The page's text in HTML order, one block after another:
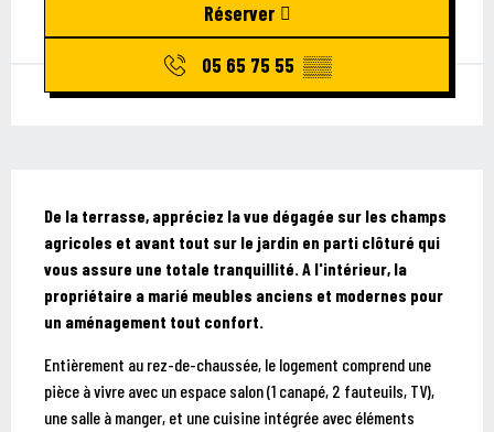
Réserver
05 65 75 55 ▒▒
De la terrasse, appréciez la vue dégagée sur les champs
agricoles et avant tout sur le jardin en parti clôturé qui
vous assure une totale tranquillité. A l'intérieur, la
propriétaire a marié meubles anciens et modernes pour
un aménagement tout confort.
Entièrement au rez-de-chaussée, le logement comprend une
pièce à vivre avec un espace salon (1 canapé, 2 fauteuils, TV),
une salle à manger, et une cuisine intégrée avec éléments